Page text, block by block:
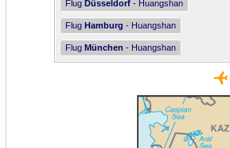
Flug Düsseldorf - Huangshan
Flug Hamburg - Huangshan
Flug München - Huangshan